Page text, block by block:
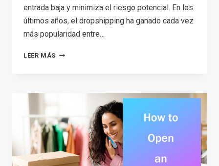
entrada baja y minimiza el riesgo potencial. En los
últimos años, el dropshipping ha ganado cada vez
más popularidad entre…
LEER MÁS HOW
DROPSHIPPING
FREE
IN
2026:
6 EASY